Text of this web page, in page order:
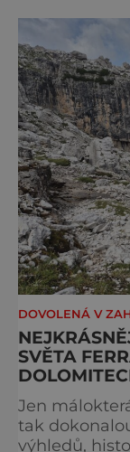
dovolenou
Campiglio
paprsky
DOVOLENÁ V
SVĚTA
Jen
tak
výhledů,